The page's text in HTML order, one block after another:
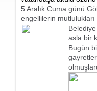
5 Aralık Cuma günü
engellilerin
asla bir
Bugün